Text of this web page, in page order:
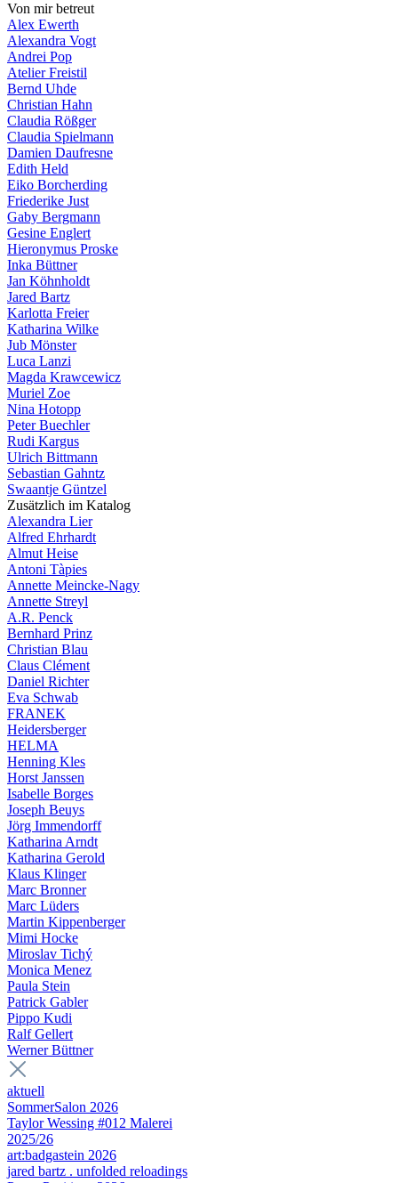
Von mir betreut
Alex Ewerth
Alexandra Vogt
Andrei Pop
Atelier Freistil
Bernd Uhde
Christian Hahn
Claudia Rößger
Claudia Spielmann
Damien Daufresne
Edith Held
Eiko Borcherding
Friederike Just
Gaby Bergmann
Gesine Englert
Hieronymus Proske
Inka Büttner
Jan Köhnholdt
Jared Bartz
Karlotta Freier
Katharina Wilke
Jub Mönster
Luca Lanzi
Magda Krawcewicz
Muriel Zoe
Nina Hotopp
Peter Buechler
Rudi Kargus
Ulrich Bittmann
Sebastian Gahntz
Swaantje Güntzel
Zusätzlich im Katalog
Alexandra Lier
Alfred Ehrhardt
Almut Heise
Antoni Tàpies
Annette Meincke-Nagy
Annette Streyl
A.R. Penck
Bernhard Prinz
Christian Blau
Claus Clément
Daniel Richter
Eva Schwab
FRANEK
Heidersberger
HELMA
Henning Kles
Horst Janssen
Isabelle Borges
Joseph Beuys
Jörg Immendorff
Katharina Arndt
Katharina Gerold
Klaus Klinger
Marc Bronner
Marc Lüders
Martin Kippenberger
Mimi Hocke
Miroslav Tichý
Monica Menez
Paula Stein
Patrick Gabler
Pippo Kudi
Ralf Gellert
Werner Büttner
aktuell
SommerSalon 2026
Taylor Wessing #012 Malerei
2025/26
art:badgastein 2026
jared bartz . unfolded reloadings